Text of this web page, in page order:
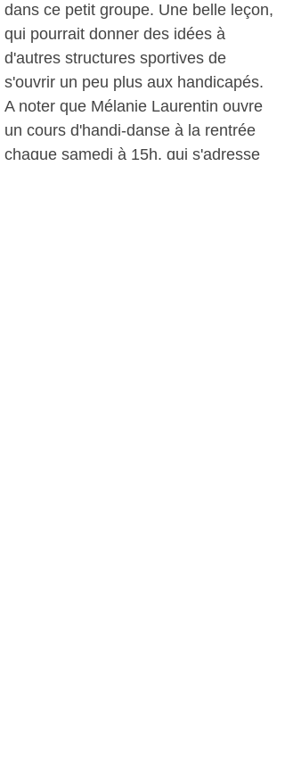
dans ce petit groupe. Une belle leçon,
qui pourrait donner des idées à
d'autres structures sportives de
s'ouvrir un peu plus aux handicapés.
A noter que Mélanie Laurentin ouvre
un cours d'handi-danse à la rentrée
chaque samedi à 15h, qui s'adresse